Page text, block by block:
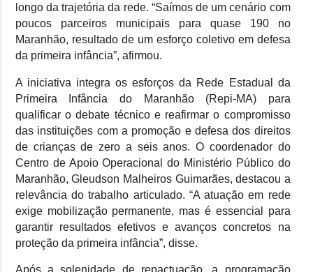
longo da trajetória da rede. “Saímos de um cenário com
poucos parceiros municipais para quase 190 no
Maranhão, resultado de um esforço coletivo em defesa
da primeira infância”, afirmou.
A iniciativa integra os esforços da Rede Estadual da
Primeira Infância do Maranhão (Repi-MA) para
qualificar o debate técnico e reafirmar o compromisso
das instituições com a promoção e defesa dos direitos
de crianças de zero a seis anos. O coordenador do
Centro de Apoio Operacional do Ministério Público do
Maranhão, Gleudson Malheiros Guimarães, destacou a
relevância do trabalho articulado. “A atuação em rede
exige mobilização permanente, mas é essencial para
garantir resultados efetivos e avanços concretos na
proteção da primeira infância”, disse.